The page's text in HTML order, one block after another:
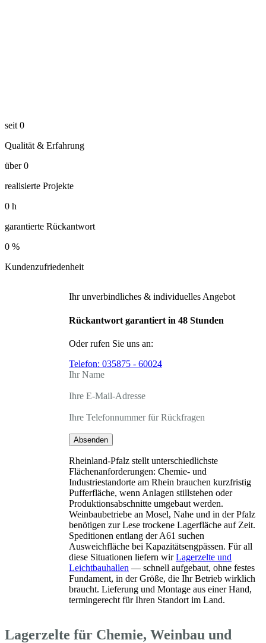
seit 0
Qualität & Erfahrung
über 0
realisierte Projekte
0 h
garantierte Rückantwort
0 %
Kundenzufriedenheit
Ihr unverbindliches & individuelles Angebot
Rückantwort garantiert in 48 Stunden
Oder rufen Sie uns an:
Telefon: 035875 - 60024
Ihr Name
Ihre E-Mail-Adresse
Ihre Telefonnummer für Rückfragen
Absenden
Rheinland-Pfalz stellt unterschiedlichste
Flächenanforderungen: Chemie- und
Industriestandorte am Rhein brauchen kurzfristig
Pufferfläche, wenn Anlagen stillstehen oder
Produktionsabschnitte umgebaut werden.
Weinbaubetriebe an Mosel, Nahe und in der Pfalz
benötigen zur Lese trockene Lagerfläche auf Zeit.
Speditionen entlang der A61 suchen
Ausweichfläche bei Kapazitätsengpässen. Für all
diese Situationen liefern wirLagerzelte und
Leichtbauhallen — schnell aufgebaut, ohne festes
Fundament, in der Größe, die Ihr Betrieb wirklich
braucht. Lieferung und Montage aus einer Hand,
termingerecht für Ihren Standort im Land.
Lagerzelte für Chemie, Weinbau und